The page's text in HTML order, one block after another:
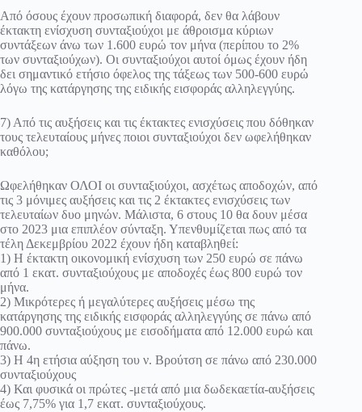
Από όσους έχουν προσωπική διαφορά, δεν θα λάβουν
έκτακτη ενίσχυση συνταξιούχοι με άθροισμα κύριων
συντάξεων άνω των 1.600 ευρώ τον μήνα (περίπου το 2%
των συνταξιούχων). Οι συνταξιούχοι αυτοί όμως έχουν ήδη
δει σημαντικό ετήσιο όφελος της τάξεως των 500-600 ευρώ
λόγω της κατάργησης της ειδικής εισφοράς αλληλεγγύης.
7) Από τις αυξήσεις και τις έκτακτες ενισχύσεις που δόθηκαν
τους τελευταίους μήνες ποιοι συνταξιούχοι δεν ωφελήθηκαν
καθόλου;
Ωφελήθηκαν ΟΛΟΙ οι συνταξιούχοι, ασχέτως αποδοχών, από
τις 3 μόνιμες αυξήσεις και τις 2 έκτακτες ενισχύσεις των
τελευταίων δυο μηνών. Μάλιστα, 6 στους 10 θα δουν μέσα
στο 2023 μια επιπλέον σύνταξη. Υπενθυμίζεται πως από τα
τέλη Δεκεμβρίου 2022 έχουν ήδη καταβληθεί:
1) Η έκτακτη οικονομική ενίσχυση των 250 ευρώ σε πάνω
από 1 εκατ. συνταξιούχους με αποδοχές έως 800 ευρώ τον
μήνα.
2) Μικρότερες ή μεγαλύτερες αυξήσεις μέσω της
κατάργησης της ειδικής εισφοράς αλληλεγγύης σε πάνω από
900.000 συνταξιούχους με εισοδήματα από 12.000 ευρώ και
πάνω.
3) Η 4η ετήσια αύξηση του ν. Βρούτση σε πάνω από 230.000
συνταξιούχους
4) Και φυσικά οι πρώτες -μετά από μια δωδεκαετία-αυξήσεις
έως 7,75% για 1,7 εκατ. συνταξιούχους.